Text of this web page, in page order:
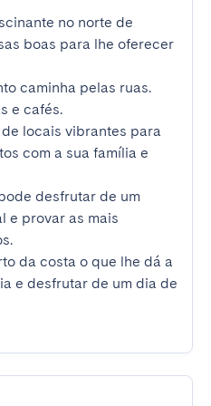
no norte de
boas para lhe oferecer
caminha pelas ruas.
e cafés.
locais vibrantes para
com a sua família e
desfrutar de um
e provar as mais
da costa o que lhe dá a
e desfrutar de um dia de